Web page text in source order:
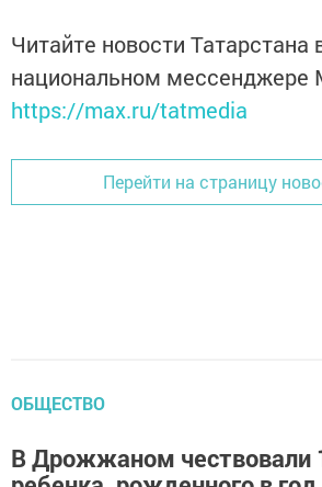
Читайте новости Татарстана
национальном мессенджере
https://max.ru/tatmedia
Перейти на страницу
ОБЩЕСТВО
В Дрожжаном чествовали